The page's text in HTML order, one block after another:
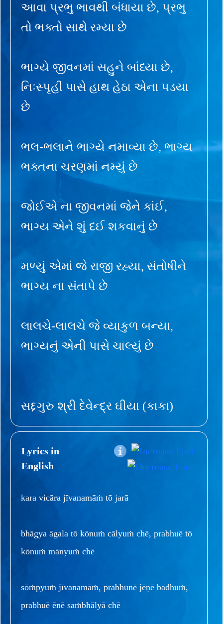
આવા પ્રભુ ભાવથી બંધાયા છે, પ્રભુ
તો ભક્તો સાથે રમ્યા છે
ભાગ્યે જીવનમાં સહુને બાંધ્યા છે,
નિઃસ્પૃહી પાસે હાથ હેઠા એના પડયા
છે
ભલ-ભલાને ભાગ્યે નમાવ્યા છે, ભાગ્ય
ભક્તના ચરણમાં નમ્યું છે
જોઈએ ના જીવનમાં જેને કાંઈ,
ભાગ્ય એને શું દઈ શકવાનું છે
મળ્યું એમાં જે રાજી રહ્યા, સંતોષીને
ભાગ્ય ના સંતાપે છે
લાલચે-લાલચે જે વ્યાકુળ બન્યા,
ભાગ્યનું એની પાસે ચાલ્યું છે
સદ્દગુરુ શ્રી દેવેન્દ્ર ઘીયા (કાકા)
Lyrics in
English
kara vicāra jīvanamāṁ tō jarā
bhāgya āgala tō kōnuṁ cālyuṁ chē, prabhuē tō
kōnuṁ mānyuṁ chē
sōṁpyuṁ jīvanamāṁ, prabhunē jēṇē badhuṁ,
prabhuē ēnē saṁbhālyā chē